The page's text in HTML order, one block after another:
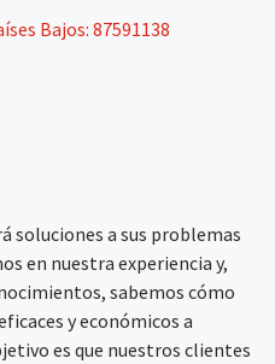
Bajos: 87591138
soluciones a sus problemas
en nuestra experiencia y,
sabemos cómo
y económicos a
es que nuestros clientes